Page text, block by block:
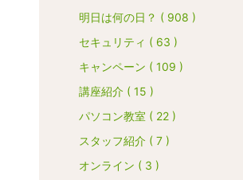
明日は何の日？ ( 908 )
セキュリティ ( 63 )
キャンペーン ( 109 )
講座紹介 ( 15 )
パソコン教室 ( 22 )
スタッフ紹介 ( 7 )
オンライン ( 3 )